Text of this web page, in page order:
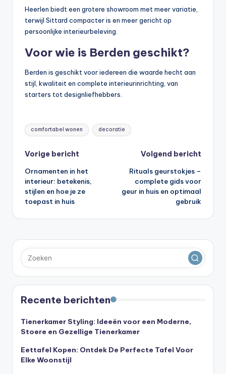
Heerlen biedt een grotere showroom met meer variatie,
terwijl Sittard compacter is en meer gericht op
persoonlijke interieurbeleving.
Voor wie is Berden geschikt?
Berden is geschikt voor iedereen die waarde hecht aan
stijl, kwaliteit en complete interieurinrichting, van
starters tot designliefhebbers.
Tags:
comfortabel wonen decoratie
Bericht
navigatie
Vorige bericht
Ornamenten in het
interieur: betekenis,
stijlen en hoe je ze
toepast in huis
Volgend bericht
Rituals geurstokjes –
complete gids voor
geur in huis en optimaal
gebruik
Recente berichten
Tienerkamer Styling: Ideeën voor een Moderne,
Stoere en Gezellige Tienerkamer
Eettafel Kopen: Ontdek De Perfecte Tafel Voor
Elke Woonstijl